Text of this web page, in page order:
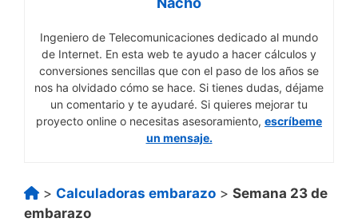
Ingeniero de Telecomunicaciones dedicado al mundo
de Internet. En esta web te ayudo a hacer cálculos y
conversiones sencillas que con el paso de los años se
nos ha olvidado cómo se hace. Si tienes dudas, déjame
un comentario y te ayudaré. Si quieres mejorar tu
proyecto online o necesitas asesoramiento, escríbeme
un mensaje.
> Calculadoras embarazo > Semana 23 de
embarazo